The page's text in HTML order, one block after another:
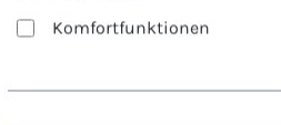
-
Deckel.
Komfortfunktionen